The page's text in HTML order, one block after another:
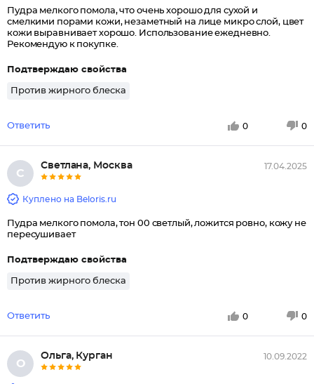
Пудра мелкого помола, что очень хорошо для сухой и
смелкими порами кожи, незаметный на лице микро слой, цвет
кожи выравнивает хорошо. Использование ежедневно.
Рекомендую к покупке.
Подтверждаю свойства
Против жирного блеска
Ответить 0 0
С
Светлана, Москва 17.04.2025
Куплено на Beloris.ru
Пудра мелкого помола, тон 00 светлый, ложится ровно, кожу не
пересушивает
Подтверждаю свойства
Против жирного блеска
Ответить 0 0
О
Ольга, Курган 10.09.2022